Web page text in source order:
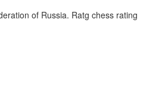
of Russia. Ratg chess rating